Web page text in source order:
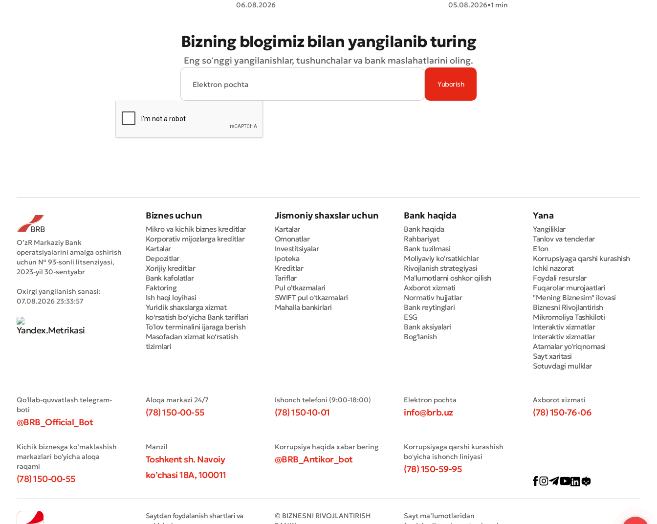
06.08.2026 05.08.2026•1 min
Bizning blogimiz bilan yangilanib turing
Eng soʻnggi yangilanishlar, tushunchalar va bank maslahatlarini oling.
O’zR Markaziy Bank
operatsiyalarini amalga oshirish
uchun № 93-sonli litsenziyasi,
2023-yil 30-sentyabr
Oxirgi yangilanish sanasi:
07.08.2026 23:33:57
Biznes uchun
Mikro va kichik biznes kreditlar
Korporativ mijozlarga kreditlar
Kartalar
Depozitlar
Xorijiy kreditlar
Bank kafolatlar
Faktoring
Ish haqi loyihasi
Yuridik shaxslarga xizmat
ko‘rsatish bo‘yicha Bank tariflari
Toʻlov terminalini ijaraga berish
Masofadan xizmat ko‘rsatish
tizimlari
Jismoniy shaxslar uchun
Kartalar
Omonatlar
Investitsiyalar
Ipoteka
Kreditlar
Tariflar
Pul o'tkazmalari
SWIFT pul o'tkazmalari
Mahalla bankirlari
Bank haqida
Bank haqida
Rahbariyat
Bank tuzilmasi
Moliyaviy ko'rsatkichlar
Rivojlanish strategiyasi
Ma'lumotlarni oshkor qilish
Axborot xizmati
Normativ hujjatlar
Bank reytinglari
ESG
Bank aksiyalari
Bog'lanish
Yana
Yangiliklar
Tanlov va tenderlar
E'lon
Korrupsiyaga qarshi kurashish
Ichki nazorat
Foydali resurslar
Fuqarolar murojaatlari
"Mening Biznesim" ilovasi
Biznesni Rivojlantirish
Mikromoliya Tashkiloti
Interaktiv xizmatlar
Interaktiv xizmatlar
Atamalar yo'riqnomasi
Sayt xaritasi
Sotuvdagi mulklar
Qo'llab-quvvatlash telegram-
boti
@BRB_Official_Bot
Aloqa markazi 24/7
(78) 150-00-55
Ishonch telefoni (9:00-18:00)
(78) 150-10-01
Elektron pochta
info@brb.uz
Axborot xizmati
(78) 150-76-06
Kichik biznesga ko’maklashish
markazlari bo'yicha aloqa
raqami
(78) 150-00-55
Manzil
Toshkent sh. Navoiy
ko’chasi 18А, 100011
Korrupsiya haqida xabar bering
@BRB_Antikor_bot
Korrupsiyaga qarshi kurashish
boʻyicha ishonch liniyasi
(78) 150-59-95
Saytdan foydalanish shartlari va
© BIZNESNI RIVOJLANTIRISH
Sayt ma’lumotlaridan